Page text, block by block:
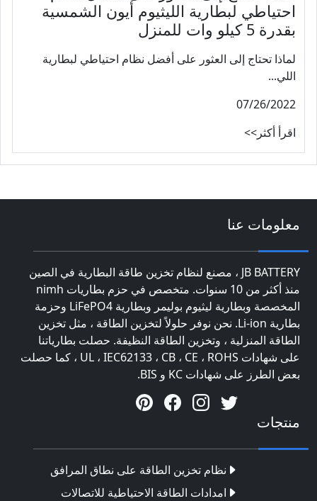
احتياطي لبطارية الليثيوم أيون الشمسية
بقدرة 5 كيلو وات للمنزل
لماذا تحتاج إلى العثور على أفضل نظام احتياطي لبطارية
اللي...
07/26/2022
اقرأ أكثر>>
معلومات عنا
JB BATTERY ، مصنع لنظام تخزين طاقة البطارية في الصين
منذ أكثر من 10 سنوات. متخصص في حزم بطاريات nimh
المخصصة وبطارية ليثيوم بوليمر وبطارية LiFePO4 وحزمة
بطارية Li-ion. نحن نوفر حلولاً لتخزين الطاقة ، مثل تخزين
الطاقة المنزلية ، وتخزين الطاقة النظيفة. حصلت بطارياتنا
على شهادات UL ، IEC62133 ، CB ، CE ، ROHS ، كما حصلت
بعض الطرز على شهادات KC و BIS.
منتجات
نظام تخزين الطاقة على نطاق المرافق
امدادات الطاقة الاحتياطية للاتصالات